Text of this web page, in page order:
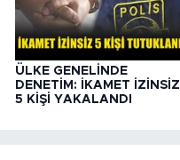
ÜLKE GENELİNDE
DENETİM: İKAMET İZİNSİZ
5 KİŞİ YAKALANDI